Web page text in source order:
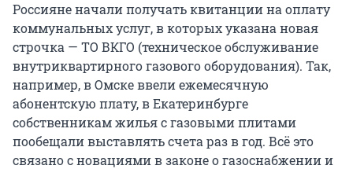
Россияне начали получать квитанции на оплату
коммунальных услуг, в которых указана новая
строчка — ТО ВКГО (техническое обслуживание
внутриквартирного газового оборудования). Так,
например, в Омске ввели ежемесячную
абонентскую плату, в Екатеринбурге
собственникам жилья с газовыми плитами
пообещали выставлять счета раз в год. Всё это
связано с новациями в законе о газоснабжении и